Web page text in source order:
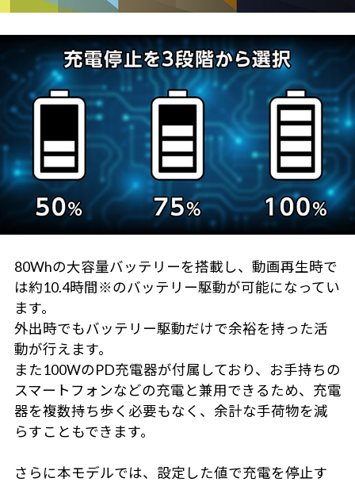
80Whの大容量バッテリーを搭載し、動画再生時で
は約10.4時間※のバッテリー駆動が可能になってい
ます。
外出時でもバッテリー駆動だけで余裕を持った活
動が行えます。
また100WのPD充電器が付属しており、お手持ちの
スマートフォンなどの充電と兼用できるため、充電
器を複数持ち歩く必要もなく、余計な手荷物を減
らすこともできます。
さらに本モデルでは、設定した値で充電を停止す